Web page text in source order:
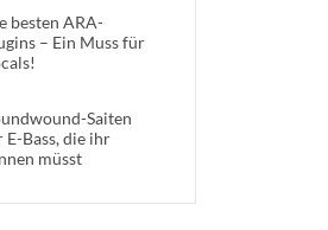
besten ARA-
– Ein Muss für
Saiten
E-Bass, die ihr
müsst